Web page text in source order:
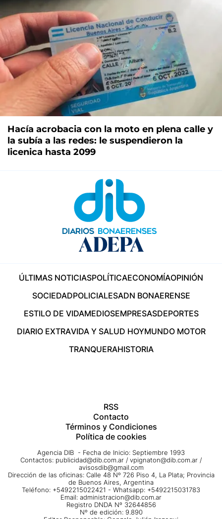
Hacía acrobacia con la moto en plena calle y
la subía a las redes: le suspendieron la
licenica hasta 2099
ÚLTIMAS NOTICIASPOLÍTICAECONOMÍAOPINIÓN
SOCIEDADPOLICIALESADN BONAERENSE
ESTILO DE VIDAMEDIOSEMPRESASDEPORTES
DIARIO EXTRAVIDA Y SALUD HOYMUNDO MOTOR
TRANQUERAHISTORIA
RSS
Contacto
Términos y Condiciones
Política de cookies
Agencia DIB - Fecha de Inicio: Septiembre 1993
Contactos: publicidad@dib.com.ar / vpignaton@dib.com.ar /
avisosdib@gmail.com
Dirección de las oficinas: Calle 48 Nº 726 Piso 4, La Plata; Provincia
de Buenos Aires, Argentina
Teléfono: +5492215022421 - Whatsapp: +5492215031783
Email: administracion@dib.com.ar
Registro DNDA Nº 32644856
Nº de edición: 9.890